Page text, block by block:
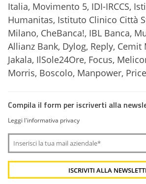
Italia, Movimento 5, IDI-IRCCS,
Humanitas, Istituto Clinico Città
Milano, CheBanca!, IBL Banca,
Allianz Bank, Dylog, Reply,
Jakala, IlSole24Ore, Focus,
Morris, Boscolo, Manpower,
Compila il form per iscriverti alla
Leggi l'informativa privacy